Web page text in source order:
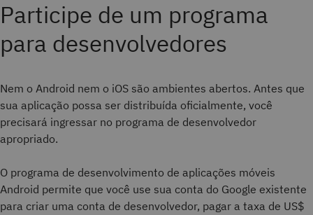
Participe de um programa
para desenvolvedores
Nem o Android nem o iOS são ambientes abertos. Antes que
sua aplicação possa ser distribuída oficialmente, você
precisará ingressar no programa de desenvolvedor
apropriado.
O programa de desenvolvimento de aplicações móveis
Android permite que você use sua conta do Google existente
para criar uma conta de desenvolvedor, pagar a taxa de US$